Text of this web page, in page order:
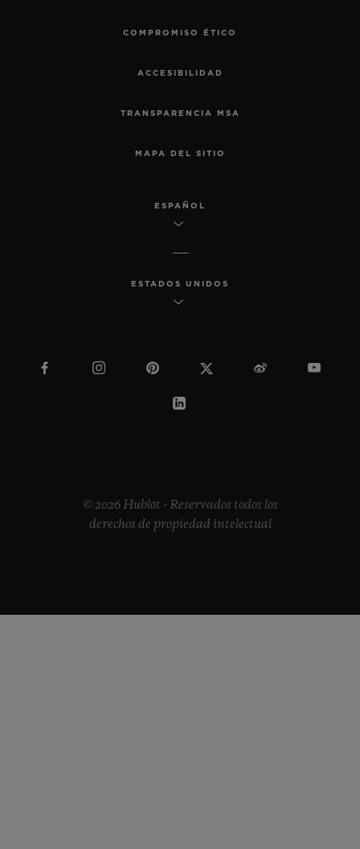
COMPROMISO ÉTICO
ACCESIBILIDAD
TRANSPARENCIA MSA
MAPA DEL SITIO
ESPAÑOL
ESTADOS UNIDOS
© 2026 Hublot - Reservados todos los
derechos de propiedad intelectual